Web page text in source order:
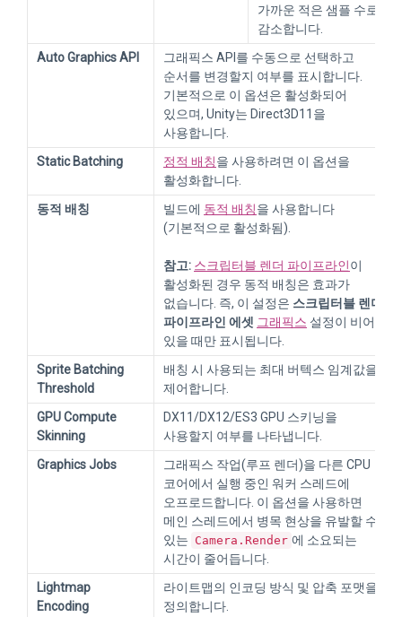
가까운 적은 샘플 수로
감소합니다.
Auto Graphics API
그래픽스 API를 수동으로 선택하고
순서를 변경할지 여부를 표시합니다.
기본적으로 이 옵션은 활성화되어
있으며, Unity는 Direct3D11을
사용합니다.
Static Batching
정적 배칭을 사용하려면 이 옵션을
활성화합니다.
동적 배칭
빌드에 동적 배칭을 사용합니다
(기본적으로 활성화됨).
참고: 스크립터블 렌더 파이프라인이
활성화된 경우 동적 배칭은 효과가
없습니다. 즉, 이 설정은 스크립터블 렌더
파이프라인 에셋 그래픽스 설정이 비어
있을 때만 표시됩니다.
Sprite Batching
Threshold
배칭 시 사용되는 최대 버텍스 임계값을
제어합니다.
GPU Compute
Skinning
DX11/DX12/ES3 GPU 스키닝을
사용할지 여부를 나타냅니다.
Graphics Jobs
그래픽스 작업(루프 렌더)을 다른 CPU
코어에서 실행 중인 워커 스레드에
오프로드합니다. 이 옵션을 사용하면
메인 스레드에서 병목 현상을 유발할 수
있는 Camera.Render 에 소요되는
시간이 줄어듭니다.
Lightmap
Encoding
라이트맵의 인코딩 방식 및 압축 포맷을
정의합니다.